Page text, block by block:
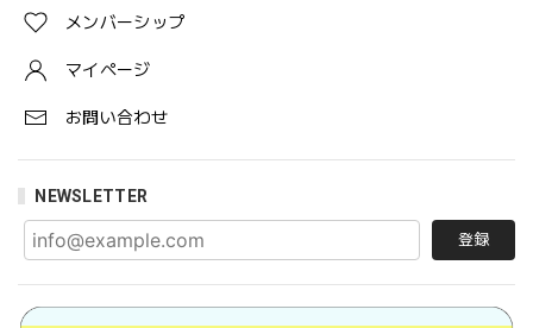
メンバーシップ
マイページ
お問い合わせ
NEWSLETTER
登録